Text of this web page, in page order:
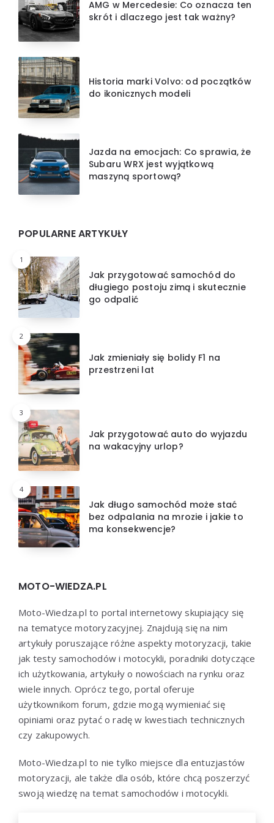
AMG w Mercedesie: Co oznacza ten
skrót i dlaczego jest tak ważny?
Historia marki Volvo: od początków
do ikonicznych modeli
Jazda na emocjach: Co sprawia, że
Subaru WRX jest wyjątkową
maszyną sportową?
POPULARNE ARTYKUŁY
1
Jak przygotować samochód do
długiego postoju zimą i skutecznie
go odpalić
2
Jak zmieniały się bolidy F1 na
przestrzeni lat
3
Jak przygotować auto do wyjazdu
na wakacyjny urlop?
4
Jak długo samochód może stać
bez odpalania na mrozie i jakie to
ma konsekwencje?
MOTO-WIEDZA.PL
Moto-Wiedza.pl to portal internetowy skupiający się
na tematyce motoryzacyjnej. Znajdują się na nim
artykuły poruszające różne aspekty motoryzacji, takie
jak testy samochodów i motocykli, poradniki dotyczące
ich użytkowania, artykuły o nowościach na rynku oraz
wiele innych. Oprócz tego, portal oferuje
użytkownikom forum, gdzie mogą wymieniać się
opiniami oraz pytać o radę w kwestiach technicznych
czy zakupowych.
Moto-Wiedza.pl to nie tylko miejsce dla entuzjastów
motoryzacji, ale także dla osób, które chcą poszerzyć
swoją wiedzę na temat samochodów i motocykli.